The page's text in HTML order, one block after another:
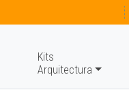
Kits
Arquitectura